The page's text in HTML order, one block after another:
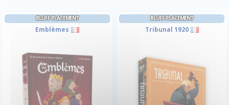
BLUFF PLACEMENT
Emblèmes
BLUFF PLACEMENT
Tribunal 1920